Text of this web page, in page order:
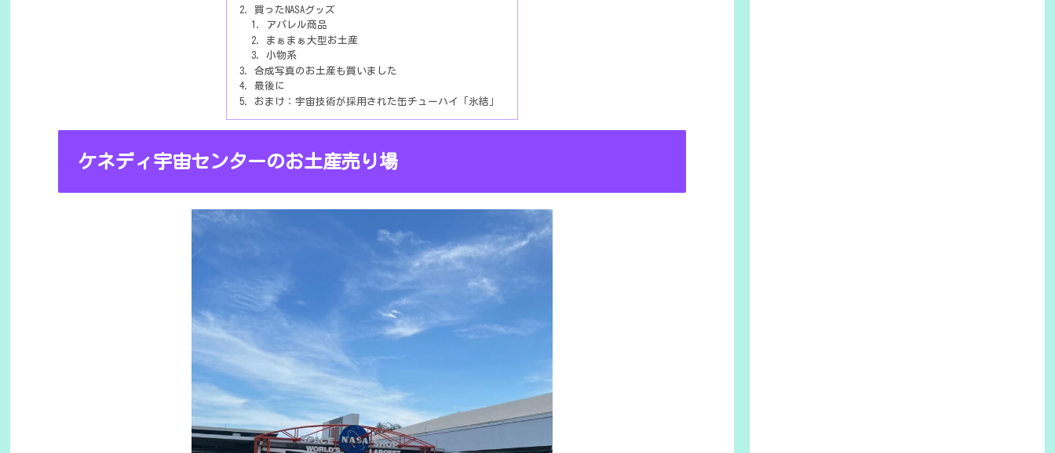
買ったNASAグッズ
アパレル商品
まぁまぁ大型お土産
小物系
合成写真のお土産も買いました
最後に
おまけ：宇宙技術が採用された缶チューハイ「氷結」
ケネディ宇宙センターのお土産売り場